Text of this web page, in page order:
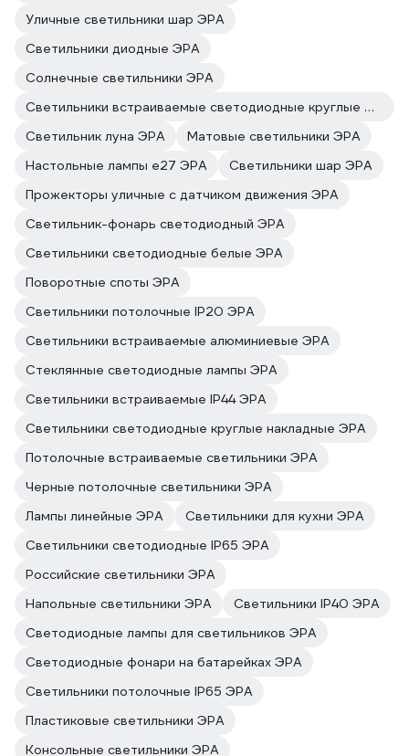
Уличные светильники шар ЭРА
Светильники диодные ЭРА
Солнечные светильники ЭРА
Светильники встраиваемые светодиодные круглые ЭРА
Светильник луна ЭРА
Матовые светильники ЭРА
Настольные лампы e27 ЭРА
Светильники шар ЭРА
Прожекторы уличные с датчиком движения ЭРА
Светильник-фонарь светодиодный ЭРА
Светильники светодиодные белые ЭРА
Поворотные споты ЭРА
Светильники потолочные IP20 ЭРА
Светильники встраиваемые алюминиевые ЭРА
Стеклянные светодиодные лампы ЭРА
Светильники встраиваемые IP44 ЭРА
Светильники светодиодные круглые накладные ЭРА
Потолочные встраиваемые светильники ЭРА
Черные потолочные светильники ЭРА
Лампы линейные ЭРА
Светильники для кухни ЭРА
Светильники светодиодные IP65 ЭРА
Российские светильники ЭРА
Напольные светильники ЭРА
Светильники IP40 ЭРА
Светодиодные лампы для светильников ЭРА
Светодиодные фонари на батарейках ЭРА
Светильники потолочные IP65 ЭРА
Пластиковые светильники ЭРА
Консольные светильники ЭРА